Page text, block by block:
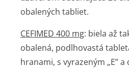
obalených tabliet.
CEFIMED 400 mg: biela až
obalená, podlhovastá
hranami, s vyrazeným „E”